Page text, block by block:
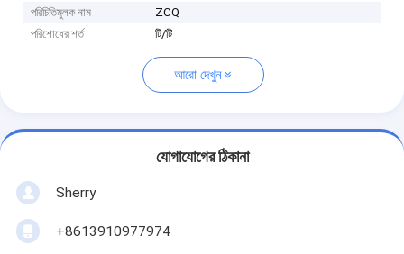
পরিচিতিমুলক নাম
ZCQ
পরিশোধের শর্ত
টি/টি
আরো দেখুন
যোগাযোগের ঠিকানা
Sherry
+8613910977974